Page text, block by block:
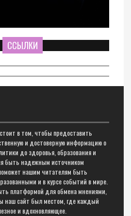
ССЫЛКИ
в том, чтобы предоставить
и достоверную информацию о
до здоровья, образования и
быть надежным источником
нашим читателям быть
и в курсе событий в мире.
платформой для обмена мнениями,
наш сайт был местом, где каждый
и вдохновляющее.